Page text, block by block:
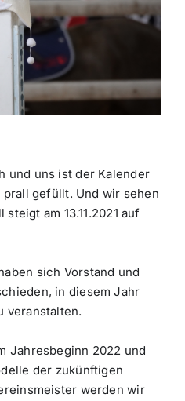
und uns ist der Kalender
gefüllt. Und wir sehen
am 13.11.2021 auf
sich Vorstand und
in diesem Jahr
veranstalten.
Jahresbeginn 2022 und
der zukünftigen
werden wir